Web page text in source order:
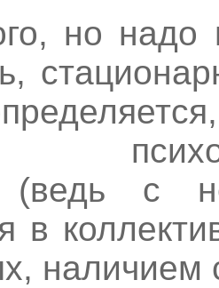
но надо
(ведь с
в
наличием